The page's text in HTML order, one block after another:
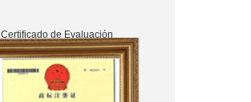
Certificado de Evaluación
de Proveedores